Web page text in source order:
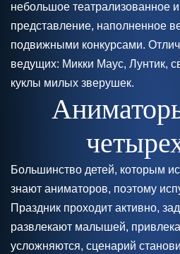
небольшое театрализованное
представление, наполненное
подвижными конкурсами.
ведущих: Микки Маус, Лунтик,
куклы милых зверушек.
Большинство детей, которым
знают аниматоров, поэтому
Праздник проходит активно,
развлекают малышей,
усложняются, сценарий